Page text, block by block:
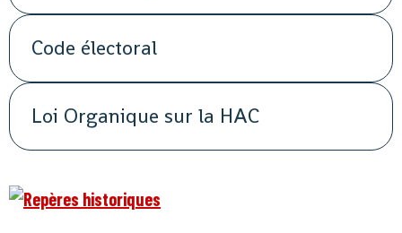
Code électoral
Loi Organique sur la HAC